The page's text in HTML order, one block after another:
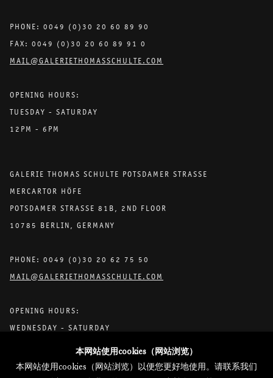
PHONE: 0049 (0)30 20 60 89 90
FAX: 0049 (0)30 20 60 89 91 0
MAIL@GALERIETHOMASSCHULTE.COM
OPENING HOURS:
TUESDAY - SATURDAY
12PM - 6PM
GALERIE THOMAS SCHULTE POTSDAMER STRASSE
MERCARTOR HÖFE
POTSDAMER STRASSE 81B, 2ND FLOOR
10785 BERLIN, GERMANY
PHONE: 0049 (0)30 20 62 75 50
MAIL@GALERIETHOMASSCHULTE.COM
OPENING HOURS:
WEDNESDAY - SATURDAY
本网站使用cookies（网站浏览）
本网站使用cookies（网站浏览）以便您更好地使用。请联系我们